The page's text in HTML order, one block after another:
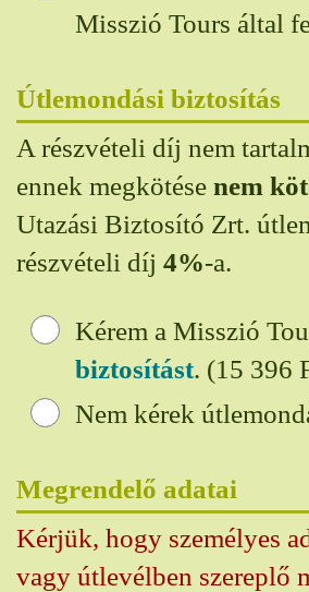
Misszió Tours által
Útlemondási biztosítás
A részvételi díj nem
ennek megkötése nem
Utazási Biztosító Zrt.
részvételi díj 4%-a.
Kérem a Misszió
biztosítást. (15 396
Nem kérek
Megrendelő adatai
Kérjük, hogy személyes
vagy útlevélben szereplő